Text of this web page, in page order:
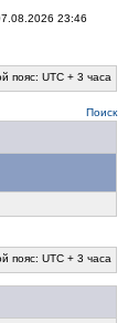
23:46
пояс: UTC + 3 часа
Поиск
пояс: UTC + 3 часа